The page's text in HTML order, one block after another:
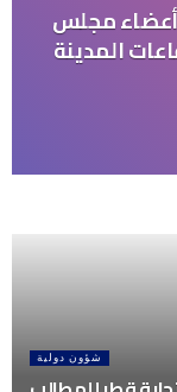
مجلس
المدينة
شؤون دولية